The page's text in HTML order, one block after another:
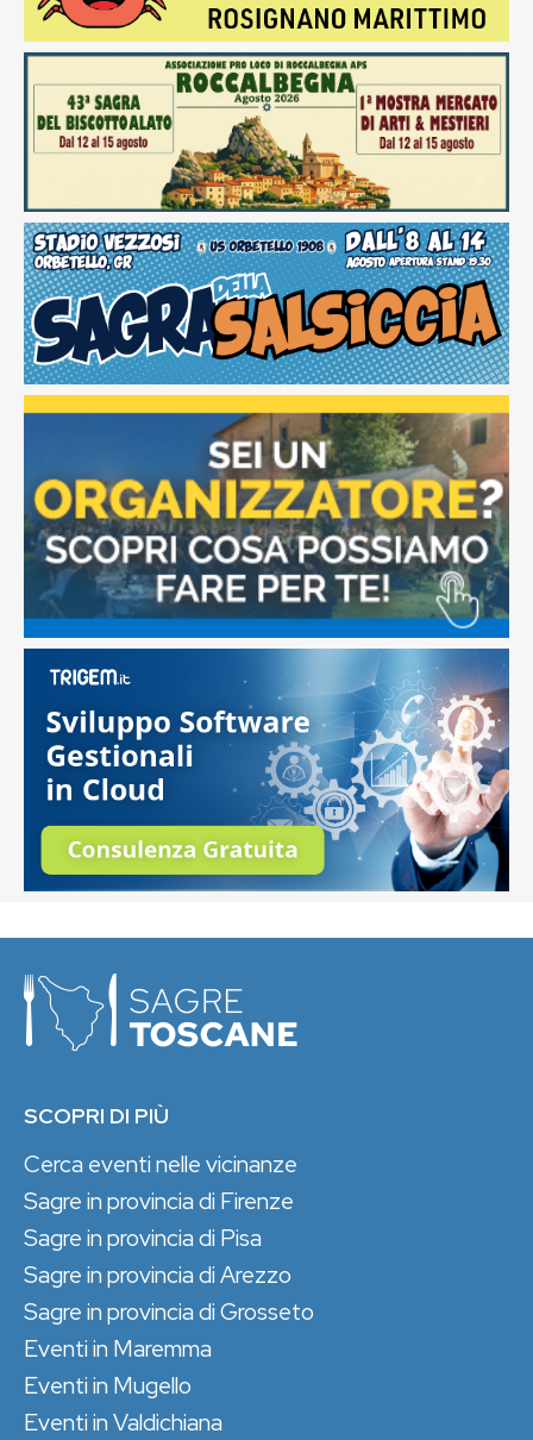
SCOPRI DI PIÙ
Cerca eventi nelle vicinanze
Sagre in provincia di Firenze
Sagre in provincia di Pisa
Sagre in provincia di Arezzo
Sagre in provincia di Grosseto
Eventi in Maremma
Eventi in Mugello
Eventi in Valdichiana